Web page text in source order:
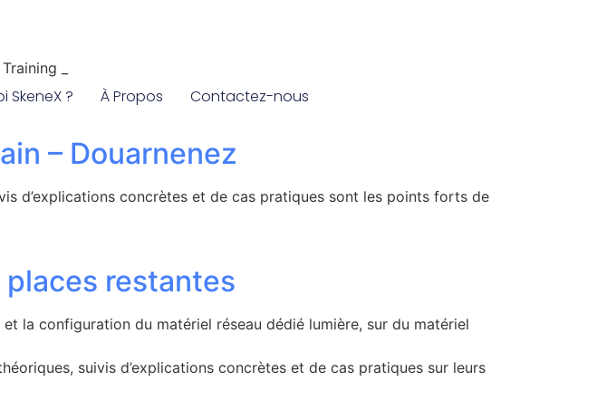
_
SkeneX ? À Propos Contactez-nous
– Douarnenez
d’explications concrètes et de cas pratiques sont les points forts de
places restantes
la configuration du matériel réseau dédié lumière, sur du matériel
suivis d’explications concrètes et de cas pratiques sur leurs